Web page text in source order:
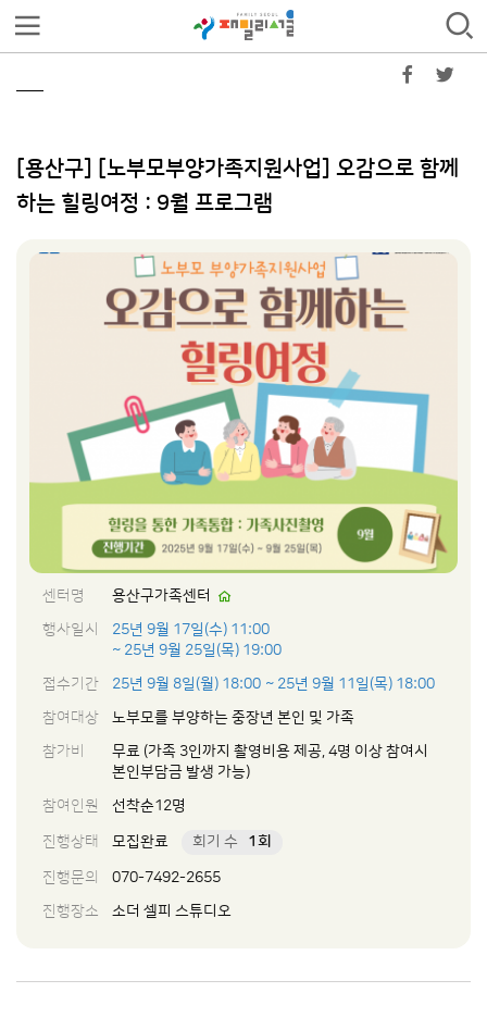
[용산구] [노부모부양가족지원사업] 오감으로 함께
하는 힐링여정 : 9월 프로그램
센터명
용산구가족센터
행사일시
25년 9월 17일(수) 11:00
~ 25년 9월 25일(목) 19:00
접수기간
25년 9월 8일(월) 18:00 ~ 25년 9월 11일(목) 18:00
참여대상
노부모를 부양하는 중장년 본인 및 가족
참가비
무료 (가족 3인까지 촬영비용 제공, 4명 이상 참여시
본인부담금 발생 가능)
참여인원
선착순12명
진행상태 모집완료 회기 수 1회
진행문의
070-7492-2655
진행장소
소더 셀피 스튜디오